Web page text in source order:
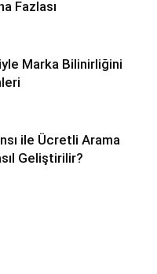
Fazlası
Marka Bilinirliğini
ile Ücretli Arama
Geliştirilir?